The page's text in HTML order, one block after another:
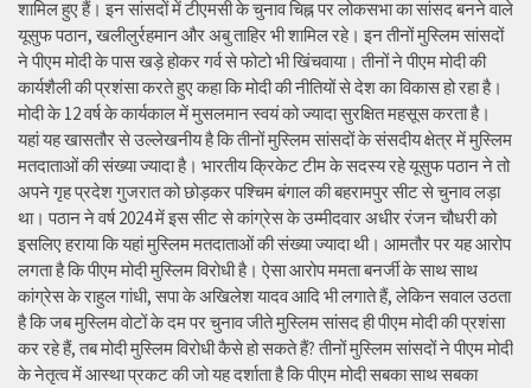
शामिल हुए हैं। इन सांसदों में टीएमसी के चुनाव चिह्न पर लोकसभा का सांसद बनने वाले
यूसुफ पठान, खलीलुर्रहमान और अबु ताहिर भी शामिल रहे। इन तीनों मुस्लिम सांसदों
ने पीएम मोदी के पास खड़े होकर गर्व से फोटो भी खिंचवाया। तीनों ने पीएम मोदी की
कार्यशैली की प्रशंसा करते हुए कहा कि मोदी की नीतियों से देश का विकास हो रहा है।
मोदी के 12 वर्ष के कार्यकाल में मुसलमान स्वयं को ज्यादा सुरक्षित महसूस करता है।
यहां यह खासतौर से उल्लेखनीय है कि तीनों मुस्लिम सांसदों के संसदीय क्षेत्र में मुस्लिम
मतदाताओं की संख्या ज्यादा है। भारतीय क्रिकेट टीम के सदस्य रहे यूसुफ पठान ने तो
अपने गृह प्रदेश गुजरात को छोड़कर पश्चिम बंगाल की बहरामपुर सीट से चुनाव लड़ा
था। पठान ने वर्ष 2024 में इस सीट से कांग्रेस के उम्मीदवार अधीर रंजन चौधरी को
इसलिए हराया कि यहां मुस्लिम मतदाताओं की संख्या ज्यादा थी। आमतौर पर यह आरोप
लगता है कि पीएम मोदी मुस्लिम विरोधी है। ऐसा आरोप ममता बनर्जी के साथ साथ
कांग्रेस के राहुल गांधी, सपा के अखिलेश यादव आदि भी लगाते हैं, लेकिन सवाल उठता
है कि जब मुस्लिम वोटों के दम पर चुनाव जीते मुस्लिम सांसद ही पीएम मोदी की प्रशंसा
कर रहे हैं, तब मोदी मुस्लिम विरोधी कैसे हो सकते हैं? तीनों मुस्लिम सांसदों ने पीएम मोदी
के नेतृत्व में आस्था प्रकट की जो यह दर्शाता है कि पीएम मोदी सबका साथ सबका